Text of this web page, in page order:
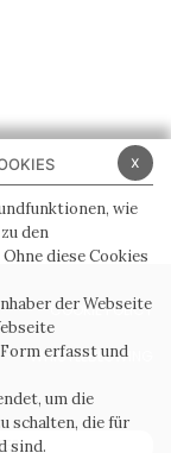
COOKIE POLICY
WHISTLEBLOWING
x
wie
den
diese Cookies
der Webseite
erfasst und
um die
schalten, die für
sind.